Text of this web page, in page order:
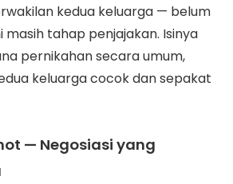
kedua keluarga — belum
masih tahap penjajakan. Isinya
pernikahan secara umum,
keluarga cocok dan sepakat
— Negosiasi yang